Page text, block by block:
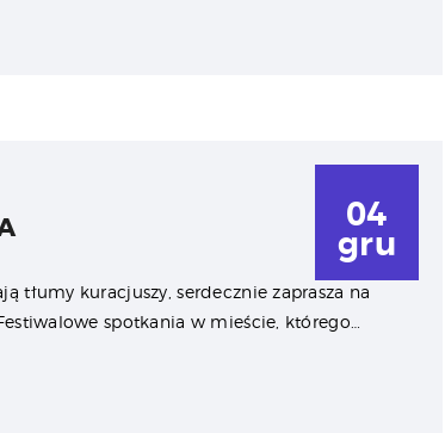
04
gru
kuracjuszy, serdecznie zaprasza na
spotkania w mieście, którego…